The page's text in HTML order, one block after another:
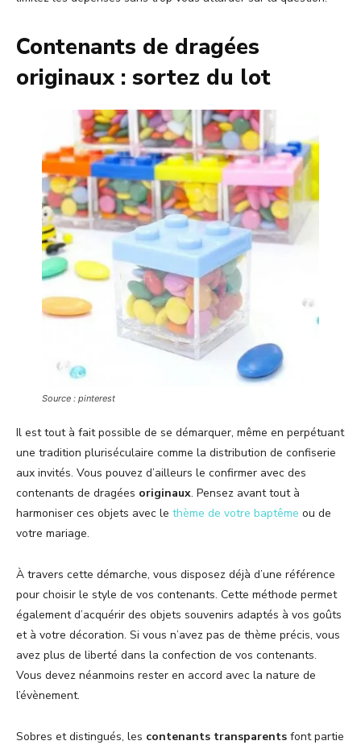
Contenants de dragées
originaux : sortez du lot
Source : pinterest
Il est tout à fait possible de se démarquer, même en perpétuant
une tradition pluriséculaire comme la distribution de confiserie
aux invités. Vous pouvez d’ailleurs le confirmer avec des
contenants de dragées originaux. Pensez avant tout à
harmoniser ces objets avec le thème de votre baptême ou de
votre mariage.
À travers cette démarche, vous disposez déjà d’une référence
pour choisir le style de vos contenants. Cette méthode permet
également d’acquérir des objets souvenirs adaptés à vos goûts
et à votre décoration. Si vous n’avez pas de thème précis, vous
avez plus de liberté dans la confection de vos contenants.
Vous devez néanmoins rester en accord avec la nature de
l’évènement.
Sobres et distingués, les contenants transparents font partie